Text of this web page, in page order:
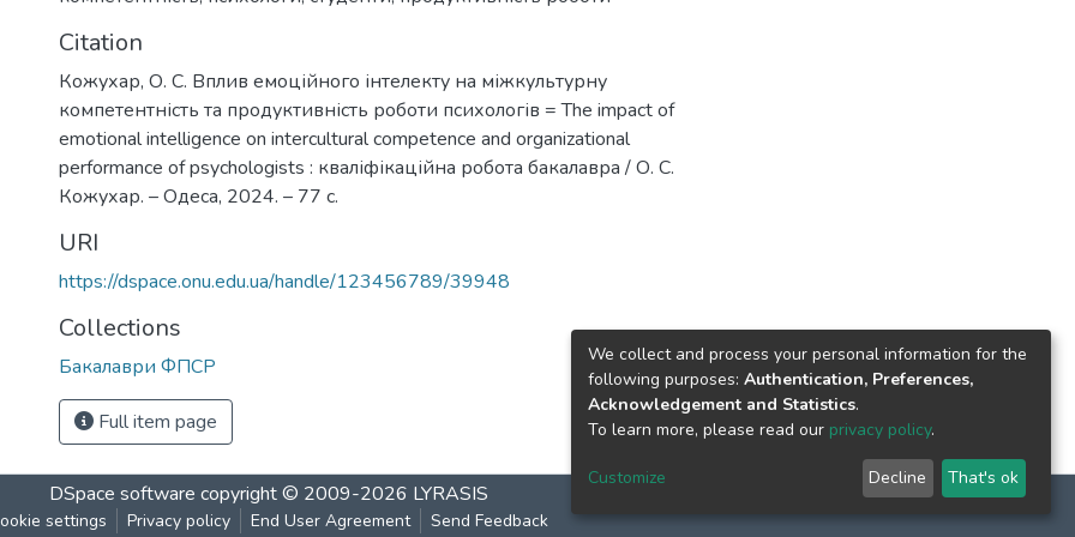
Citation
Кожухар, О. С. Вплив емоційного інтелекту на міжкультурну
компетентність та продуктивність роботи психологів = The impact of
emotional intelligence on intercultural competence and organizational
performance of psychologists : кваліфікаційна робота бакалавра / О. С.
Кожухар. – Одеса, 2024. – 77 с.
URI
https://dspace.onu.edu.ua/handle/123456789/39948
Collections
Бакалаври ФПСР
Full item page
DSpace software copyright © 2009-2026 LYRASIS
settings Privacy policy End User Agreement Send Feedback
We collect and process your personal information for the
following purposes: Authentication, Preferences,
Acknowledgement and Statistics.
To learn more, please read our privacy policy.
Customize Decline That's ok